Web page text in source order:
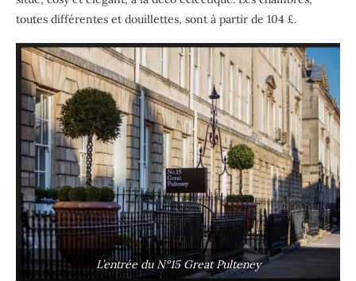
toutes différentes et douillettes, sont à partir de 104 £.
L’entrée du N°15 Great Pulteney